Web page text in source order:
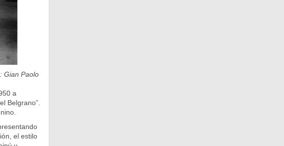
Gian Paolo
a
Belgrano”.
el estilo